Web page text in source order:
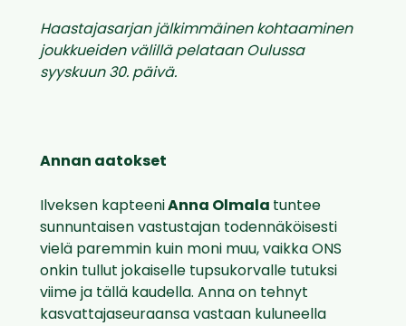
Haastajasarjan jälkimmäinen kohtaaminen
joukkueiden välillä pelataan Oulussa
syyskuun 30. päivä.
Annan aatokset
Ilveksen kapteeniAnna Olmala tuntee
sunnuntaisen vastustajan todennäköisesti
vielä paremmin kuin moni muu, vaikka ONS
onkin tullut jokaiselle tupsukorvalle tutuksi
viime ja tällä kaudella. Anna on tehnyt
kasvattajaseuraansa vastaan kuluneella